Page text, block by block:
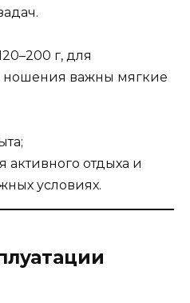
г, для
ношения важны мягкие
активного отдыха и
условиях.